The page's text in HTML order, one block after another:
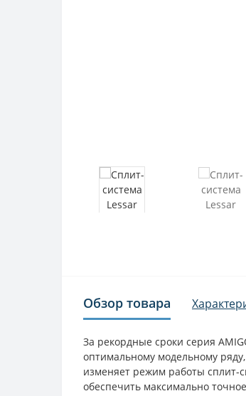
Обзор товара
За рекордные сроки серия
оптимальному модельному
изменяет режим работы сплит-
обеспечить максимально